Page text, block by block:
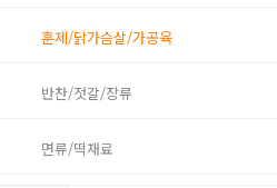
훈제/닭가슴살/가공육
반찬/젓갈/장류
면류/떡재료